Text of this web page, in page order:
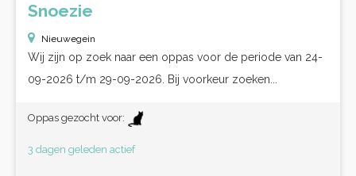
Snoezie
Nieuwegein
Wij zijn op zoek naar een oppas voor de periode van 24-
09-2026 t/m 29-09-2026. Bij voorkeur zoeken...
Oppas gezocht voor:
3 dagen geleden actief